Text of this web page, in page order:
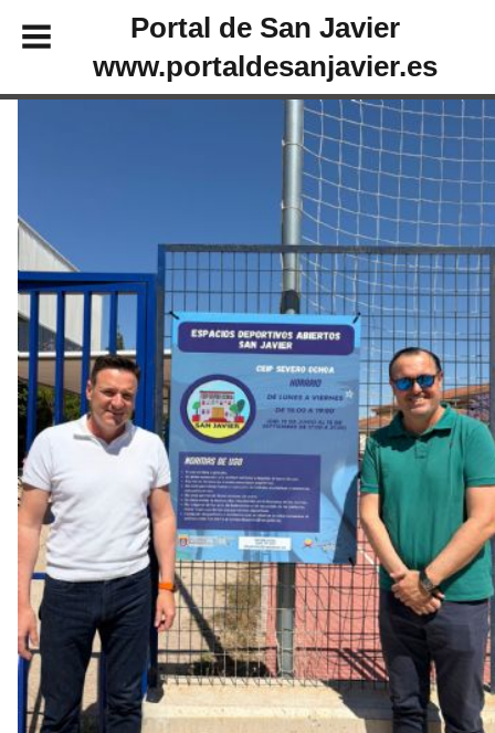
Portal de San Javier
www.portaldesanjavier.es